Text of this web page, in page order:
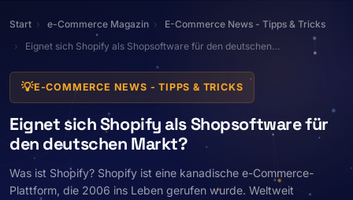
Start e-Commerce Magazin
E-Commerce News - Tipps & Tricks
Eignet sich Shopify als Shopsoftware für den deutschen…
💡E-COMMERCE NEWS - TIPPS & TRICKS
Eignet sich Shopify als Shopsoftware für
den deutschen Markt?
Was ist Shopify? Shopify ist eine kanadische e-Commerce-
Plattform, die 2006 ins Leben gerufen wurde. Weltweit